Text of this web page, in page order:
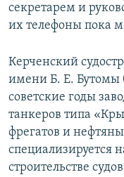
секретарем и
их телефоны пока
Керченский
имени Б. Е. Бутомы
советские годы
танкеров типа
фрегатов и
специализируется
строительстве